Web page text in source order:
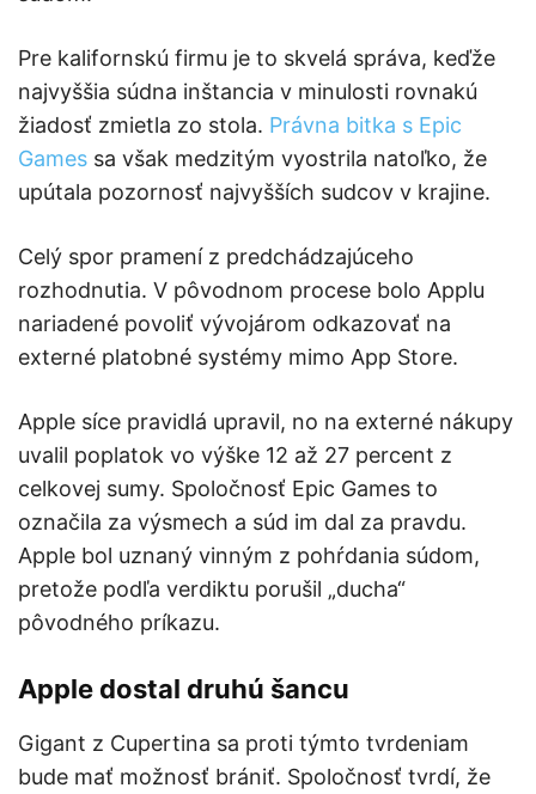
Pre kalifornskú firmu je to skvelá správa, keďže
najvyššia súdna inštancia v minulosti rovnakú
žiadosť zmietla zo stola. Právna bitka s Epic
Games sa však medzitým vyostrila natoľko, že
upútala pozornosť najvyšších sudcov v krajine.
Celý spor pramení z predchádzajúceho
rozhodnutia. V pôvodnom procese bolo Applu
nariadené povoliť vývojárom odkazovať na
externé platobné systémy mimo App Store.
Apple síce pravidlá upravil, no na externé nákupy
uvalil poplatok vo výške 12 až 27 percent z
celkovej sumy. Spoločnosť Epic Games to
označila za výsmech a súd im dal za pravdu.
Apple bol uznaný vinným z pohŕdania súdom,
pretože podľa verdiktu porušil „ducha“
pôvodného príkazu.
Apple dostal druhú šancu
Gigant z Cupertina sa proti týmto tvrdeniam
bude mať možnosť brániť. Spoločnosť tvrdí, že